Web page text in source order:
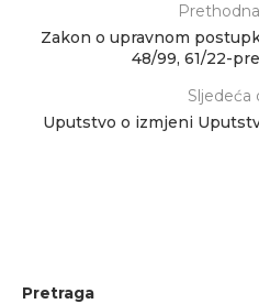
Zakon o upravnom
48/99, 61/22-
Sljedeća
Uputstvo o izmjeni
Pretraga